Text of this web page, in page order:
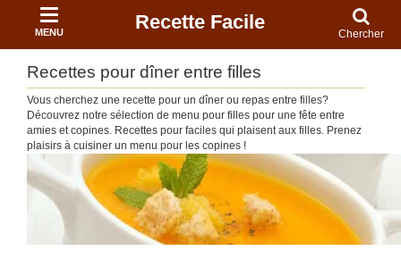
MENU Recette Facile
Chercher
Recettes pour dîner entre filles
Vous cherchez une recette pour un dîner ou repas entre filles?
Découvrez notre sélection de menu pour filles pour une fête entre
amies et copines. Recettes pour faciles qui plaisent aux filles. Prenez
plaisirs à cuisiner un menu pour les copines !